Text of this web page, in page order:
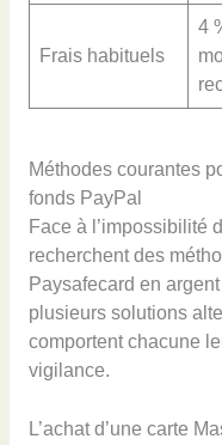
Frais habituels
4
Méthodes courantes
fonds PayPal
Face à l’impossibilité
recherchent des
Paysafecard en
plusieurs solutions
comportent chacune
vigilance.
L’achat d’une carte